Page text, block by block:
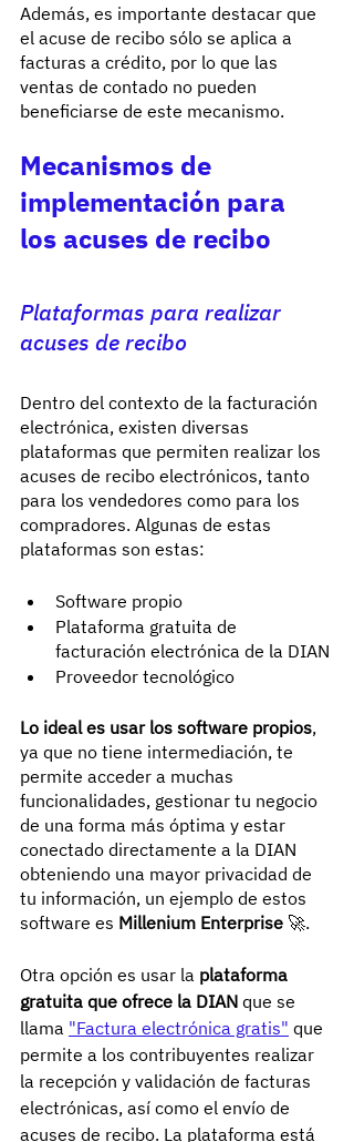
Además, es importante destacar que
el acuse de recibo sólo se aplica a
facturas a crédito, por lo que las
ventas de contado no pueden
beneficiarse de este mecanismo.
Mecanismos de
implementación para
los acuses de recibo
Plataformas para realizar
acuses de recibo
Dentro del contexto de la facturación
electrónica, existen diversas
plataformas que permiten realizar los
acuses de recibo electrónicos, tanto
para los vendedores como para los
compradores. Algunas de estas
plataformas son estas:
Software propio
Plataforma gratuita de
facturación electrónica de la DIAN
Proveedor tecnológico
Lo ideal es usar los software propios,
ya que no tiene intermediación, te
permite acceder a muchas
funcionalidades, gestionar tu negocio
de una forma más óptima y estar
conectado directamente a la DIAN
obteniendo una mayor privacidad de
tu información, un ejemplo de estos
software es Millenium Enterprise 🚀.
Otra opción es usar la plataforma
gratuita que ofrece la DIAN que se
llama "Factura electrónica gratis" que
permite a los contribuyentes realizar
la recepción y validación de facturas
electrónicas, así como el envío de
acuses de recibo. La plataforma está